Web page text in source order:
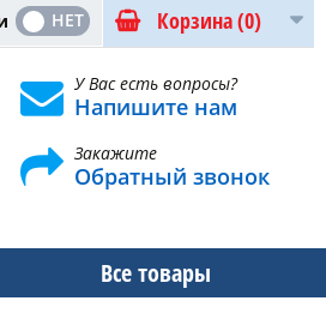
Корзина(0)
НЕТ
У Вас есть вопросы?
Напишите нам
Закажите
Обратный звонок
Все товары